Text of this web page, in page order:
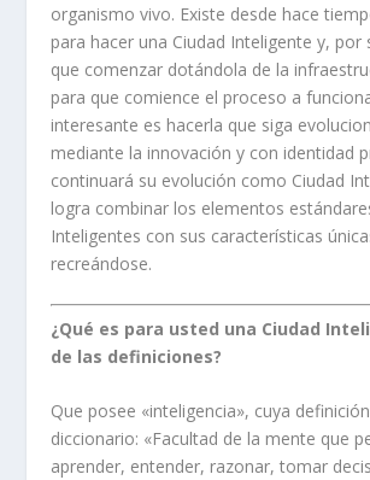
organismo vivo. Existe desde hace
para hacer una Ciudad Inteligente y, por
que comenzar dotándola de la
para que comience el proceso a
interesante es hacerla que siga
mediante la innovación y con identidad
continuará su evolución como Ciudad
logra combinar los elementos
Inteligentes con sus características
recreándose.
¿Qué es para usted una Ciudad
de las definiciones?
Que posee «inteligencia», cuya
diccionario: «Facultad de la mente que
aprender, entender, razonar, tomar